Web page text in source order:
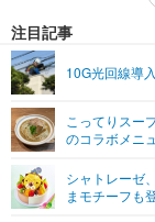
ショッピ
エンタメ
グラビア
ショッピン
ライフTOP
その他
リリース一覧
プッシュ通知の停
注目記事
10G光回線導
こってりスー
のコラボメニ
シャトレーゼ
まモチーフも